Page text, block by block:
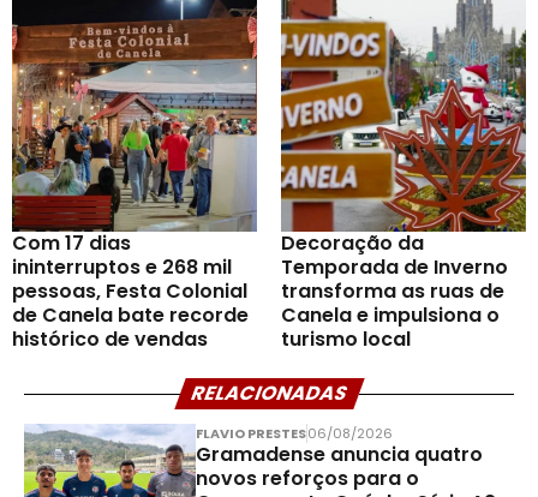
Com 17 dias
ininterruptos e 268 mil
pessoas, Festa Colonial
de Canela bate recorde
histórico de vendas
Decoração da
Temporada de Inverno
transforma as ruas de
Canela e impulsiona o
turismo local
RELACIONADAS
FLAVIO PRESTES06/08/2026
Gramadense anuncia quatro
novos reforços para o